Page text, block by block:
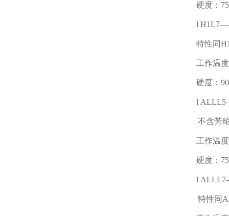
硬度：
l H1L7
特性同
工作温
硬度：
l ALLL5
不含芳
工作温
硬度：
l ALLL7
特性同